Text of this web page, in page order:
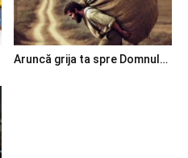
Aruncă grija ta spre Domnul…